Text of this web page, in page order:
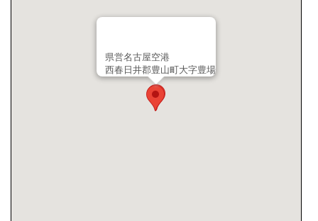
県営名古屋空港
西春日井郡豊山町大字豊場